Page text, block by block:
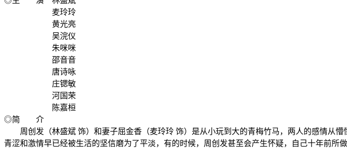
麦玲玲
黄光亮
吴浣仪
朱咪咪
邵音音
唐诗咏
庄锶敏
河国荣
陈嘉桓
◎简 介
周创发（林盛斌 饰）和妻子屈金香（麦玲玲 饰）是从小玩到大的青梅竹马，两人的感情从懵
青涩和激情早已经被生活的坚信磨为了平淡，有的时候，周创发甚至会产生怀疑，自己十年前所